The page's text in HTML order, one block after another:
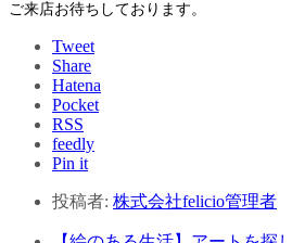
ご来店お待ちしております。
Tweet
Share
Hatena
Pocket
RSS
feedly
Pin it
投稿者: 株式会社felicio管理者